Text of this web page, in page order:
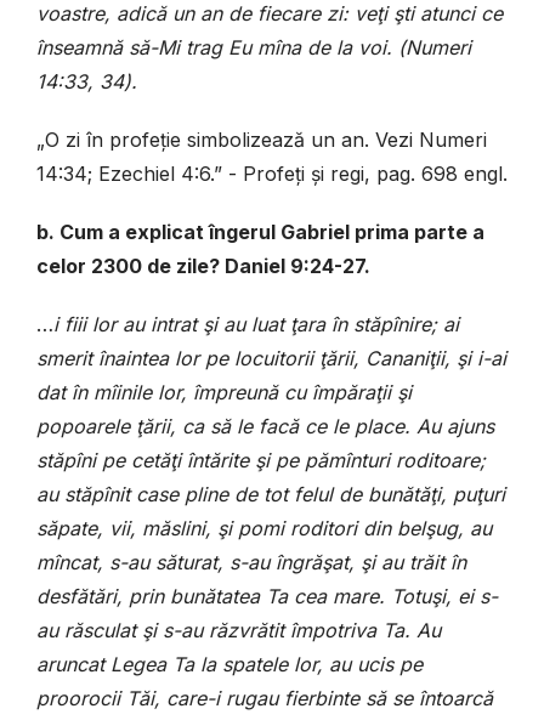
voastre, adică un an de fiecare zi: veţişti atunci ce
înseamnă să-Mi trag Eu mîna de la voi. (Numeri
14:33, 34).
„O zi în profeție simbolizează un an. Vezi Numeri
14:34; Ezechiel 4:6.” - Profeți și regi, pag. 698 engl.
b. Cum a explicat îngerul Gabriel prima parte a
celor 2300 de zile? Daniel 9:24-27.
…i fiii lor au intrat şi au luat ţara în stăpînire; ai
smerit înaintea lor pe locuitorii ţării, Cananiţii, şi i-ai
dat în mîinile lor, împreună cu împăraţii şi
popoarele ţării, ca să le facă ce le place. Au ajuns
stăpîni pe cetăţi întărite şi pe pămînturi roditoare;
au stăpînit case pline de tot felul de bunătăţi, puţuri
săpate, vii, măslini, şi pomi roditori din belşug, au
mîncat, s-au săturat, s-au îngrăşat, şi au trăit în
desfătări, prin bunătatea Ta cea mare. Totuşi, ei s-
au răsculat şi s-au răzvrătit împotriva Ta. Au
aruncat Legea Ta la spatele lor, au ucis pe
proorocii Tăi, care-i rugau fierbinte să se întoarcă